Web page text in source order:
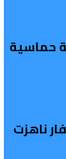
حماسية
ناهزت